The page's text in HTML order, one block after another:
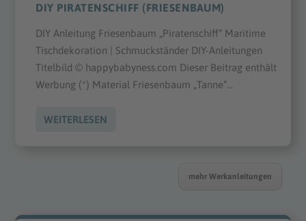
DIY PIRATENSCHIFF (FRIESENBAUM)
DIY Anleitung Friesenbaum „Piratenschiff“ Maritime
Tischdekoration | Schmuckständer DIY-Anleitungen
Titelbild © happybabyness.com Dieser Beitrag enthält
Werbung (*) Material Friesenbaum „Tanne“...
WEITERLESEN
mehr Werkanleitungen